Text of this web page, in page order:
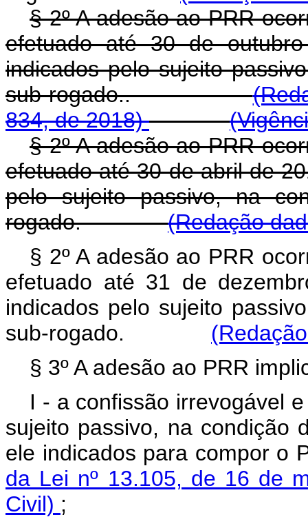
§ 2º A adesão ao PRR
efetuado até 30 de
indicados pelo sujeito
sub-rogado..
834, de 2018)
§ 2º A adesão ao PRR
efetuado até 30 de abril de
pelo sujeito passivo, na
rogado.(Redação
§ 2º A adesão ao PRR
efetuado até 31 de
indicados pelo sujeito
sub-rogado.
§ 3º A adesão ao PRR
I - a confissão irrevogável
sujeito passivo, na condição
ele indicados para compor o
da Lei nº 13.105, de 16 de
Civil) ;